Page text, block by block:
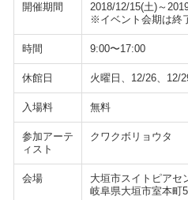
開催期間
2018/12/15(土)～
※イベント会期は終
時間 9:00〜17:00
休館日 火曜日、12/26、12/
入場料 無料
参加アーテ
ィスト
クワクボリョウタ
会場
大垣市スイトピア
岐阜県大垣市室本町